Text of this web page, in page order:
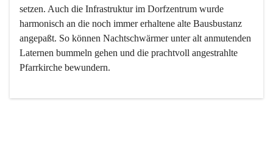
setzen. Auch die Infrastruktur im Dorfzentrum wurde
harmonisch an die noch immer erhaltene alte Bausbustanz
angepaßt. So können Nachtschwärmer unter alt anmutenden
Laternen bummeln gehen und die prachtvoll angestrahlte
Pfarrkirche bewundern.
Der Weinbau dominert heute nicht mehr, ist aber integrativer